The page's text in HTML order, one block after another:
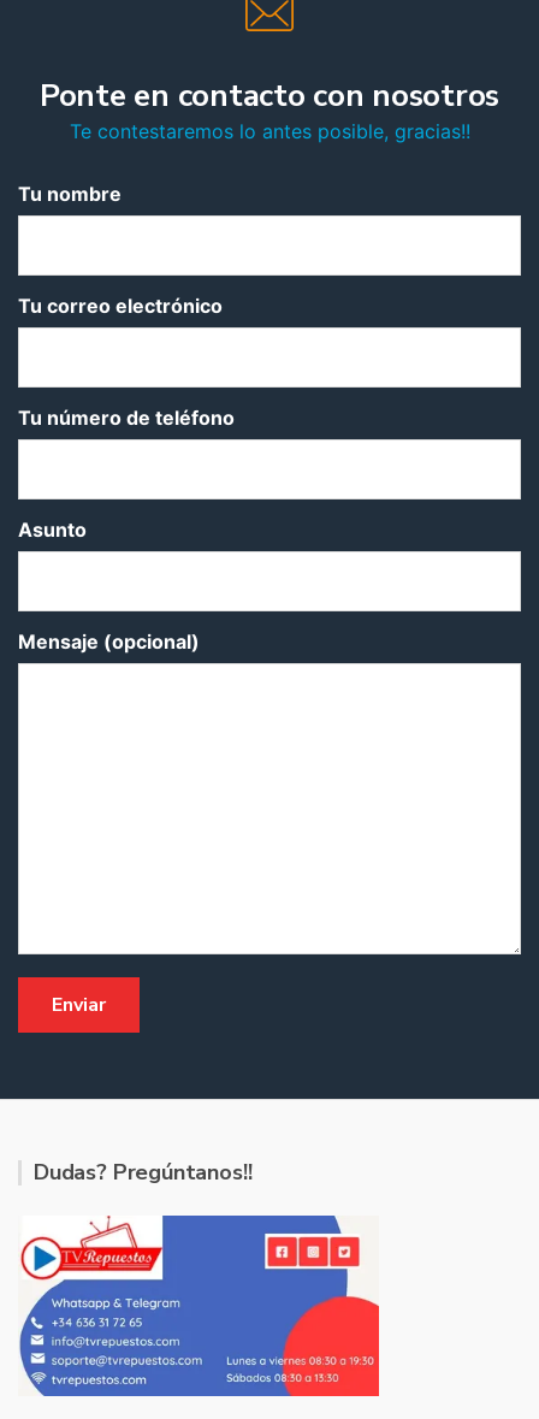
Ponte en contacto con nosotros
Te contestaremos lo antes posible, gracias!!
Tu nombre
Tu correo electrónico
Tu número de teléfono
Asunto
Mensaje (opcional)
Dudas? Pregúntanos!!